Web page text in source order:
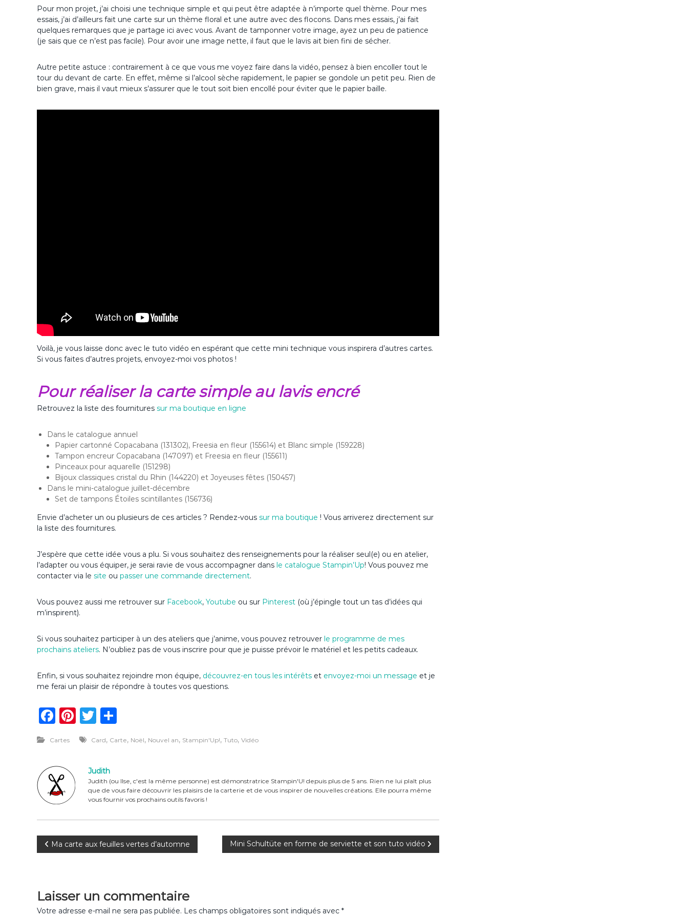
Pour mon projet, j’ai choisi une technique simple et qui peut être adaptée à n’importe quel thème. Pour mes
essais, j’ai d’ailleurs fait une carte sur un thème floral et une autre avec des flocons. Dans mes essais, j’ai fait
quelques remarques que je partage ici avec vous. Avant de tamponner votre image, ayez un peu de patience
(je sais que ce n’est pas facile). Pour avoir une image nette, il faut que le lavis ait bien fini de sécher.
Autre petite astuce : contrairement à ce que vous me voyez faire dans la vidéo, pensez à bien encoller tout le
tour du devant de carte. En effet, même si l’alcool sèche rapidement, le papier se gondole un petit peu. Rien de
bien grave, mais il vaut mieux s’assurer que le tout soit bien encollé pour éviter que le papier baille.
Voilà, je vous laisse donc avec le tuto vidéo en espérant que cette mini technique vous inspirera d’autres cartes.
Si vous faites d’autres projets, envoyez-moi vos photos !
Pour réaliser la carte simple au lavis encré
Retrouvez la liste des fournitures sur ma boutique en ligne
Dans le catalogue annuel
Papier cartonné Copacabana (131302), Freesia en fleur (155614) et Blanc simple (159228)
Tampon encreur Copacabana (147097) et Freesia en fleur (155611)
Pinceaux pour aquarelle (151298)
Bijoux classiques cristal du Rhin (144220) et Joyeuses fêtes (150457)
Dans le mini-catalogue juillet-décembre
Set de tampons Étoiles scintillantes (156736)
Envie d’acheter un ou plusieurs de ces articles ? Rendez-vous sur ma boutique ! Vous arriverez directement sur
la liste des fournitures.
J’espère que cette idée vous a plu. Si vous souhaitez des renseignements pour la réaliser seul(e) ou en atelier,
l’adapter ou vous équiper, je serai ravie de vous accompagner dans le catalogue Stampin’Up! Vous pouvez me
contacter via le site ou passer une commande directement.
Vous pouvez aussi me retrouver sur Facebook, Youtube ou sur Pinterest (où j’épingle tout un tas d’idées qui
m’inspirent).
Si vous souhaitez participer à un des ateliers que j’anime, vous pouvez retrouver le programme de mes
prochains ateliers. N’oubliez pas de vous inscrire pour que je puisse prévoir le matériel et les petits cadeaux.
Enfin, si vous souhaitez rejoindre mon équipe, découvrez-en tous les intérêts et envoyez-moi un message et je
me ferai un plaisir de répondre à toutes vos questions.
F
c
e
b
o
k
Pi
n
te
re
st
T
it
te
r
ta
er
Cartes Card, Carte, Noël, Nouvel an, Stampin'Up!, Tuto, Vidéo
Judith
Judith (ou Ilse, c'est la même personne) est démonstratrice Stampin'U! depuis plus de 5 ans. Rien ne lui plaît plus
que de vous faire découvrir les plaisirs de la carterie et de vous inspirer de nouvelles créations. Elle pourra même
vous fournir vos prochains outils favoris !
N
v
Ma carte aux feuilles vertes d’automne Mini Schultüte en forme de serviette et son tuto vidéo
Laisser un commentaire
Votre adresse e-mail ne sera pas publiée. Les champs obligatoires sont indiqués avec *